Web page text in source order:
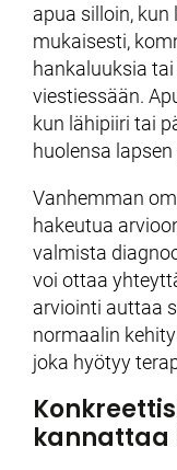
apua silloin, kun
mukaisesti,
hankaluuksia
viestiessään.
kun lähipiiri tai
huolensa
Vanhemman
hakeutua
valmista
voi ottaa
arviointi auttaa
normaalin
joka hyötyy
kannattaa